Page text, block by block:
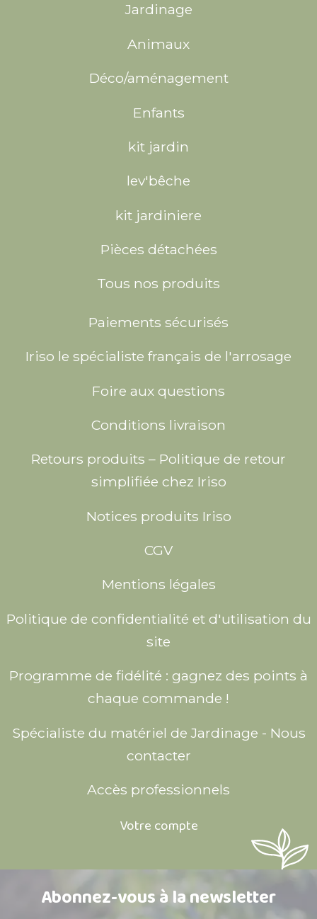
Jardinage
Animaux
Déco/aménagement
Enfants
kit jardin
lev'bêche
kit jardiniere
Pièces détachées
Tous nos produits
Paiements sécurisés
Iriso le spécialiste français de l'arrosage
Foire aux questions
Conditions livraison
Retours produits – Politique de retour
simplifiée chez Iriso
Notices produits Iriso
CGV
Mentions légales
Politique de confidentialité et d'utilisation du
site
Programme de fidélité : gagnez des points à
chaque commande !
Spécialiste du matériel de Jardinage - Nous
contacter
Accès professionnels
Votre compte
Abonnez-vous à la newsletter